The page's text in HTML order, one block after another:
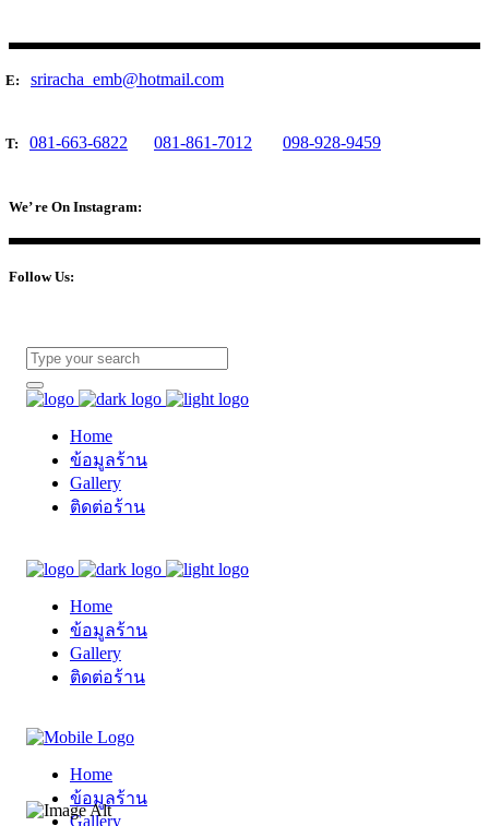
E: sriracha_emb@hotmail.com
T: 081-663-6822 081-861-7012 098-928-9459
We’ re On Instagram:
Follow Us:
Home
ข้อมูลร้าน
Gallery
ติดต่อร้าน
Home
ข้อมูลร้าน
Gallery
ติดต่อร้าน
Home
ข้อมูลร้าน
Gallery